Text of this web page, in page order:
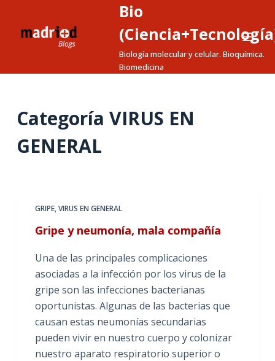
a
Bio
Biología molecular y celular. Bioquímica.
Biomedicina
Categoría VIRUS EN
GENERAL
GRIPE,VIRUS EN GENERAL
Gripe y neumonía, mala compañía
Una de las principales complicaciones
asociadas a la infección por los virus de la
gripe son las infecciones bacterianas
oportunistas. Algunas de las bacterias que
causan estas neumonías secundarias
pueden vivir en nuestro cuerpo y colonizar
nuestro aparato respiratorio superior o